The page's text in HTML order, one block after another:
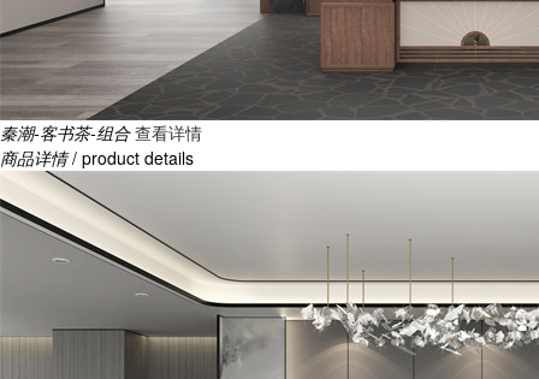
秦潮-客书茶-组合 查看详情
商品详情 / product details